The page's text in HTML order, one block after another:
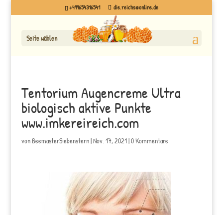
+499654316541 die.reichs@online.de
Seite wählen
Tentorium Augencreme Ultra
biologisch aktive Punkte
www.imkereireich.com
vonBeemasterSiebenstern|Nov. 17, 2021|0 Kommentare